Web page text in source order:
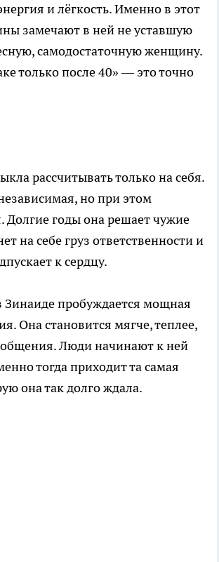
и лёгкость. Именно в этот
замечают в ней не уставшую
самодостаточную женщину.
только после 40» — это точно
рассчитывать только на себя.
но при этом
Долгие годы она решает чужие
на себе груз ответственности и
к сердцу.
Зинаиде пробуждается мощная
Она становится мягче, теплее,
Люди начинают к ней
тогда приходит та самая
она так долго ждала.